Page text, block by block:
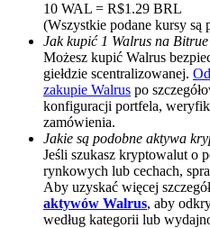
BTC Welcome Rewards
Deposit & Trade BTC to
10 WAL = R$1.29 BRL
(Wszystkie podane kursy są
Jak kupić 1 Walrus na
Możesz kupić Walrus
giełdzie scentralizowanej.
zakupie Walrus po
konfiguracji portfela,
zamówienia.
Jakie są podobne aktywa
Jeśli szukasz kryptowalut o
rynkowych lub cechach,
Aby uzyskać więcej
aktywów Walrus, aby
według kategorii lub